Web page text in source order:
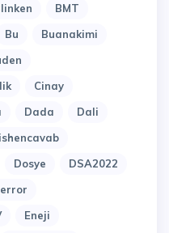
BMT
Bu
Buanakimi
Cinay
Dada
Dali
Dosye
DSA2022
Eneji